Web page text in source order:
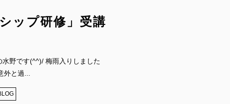
ップ研修」受講
野です(^^)/ 梅雨入りしました
と過...